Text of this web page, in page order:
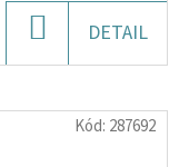
KOŠÍKU
DETAIL
Kód: 287692